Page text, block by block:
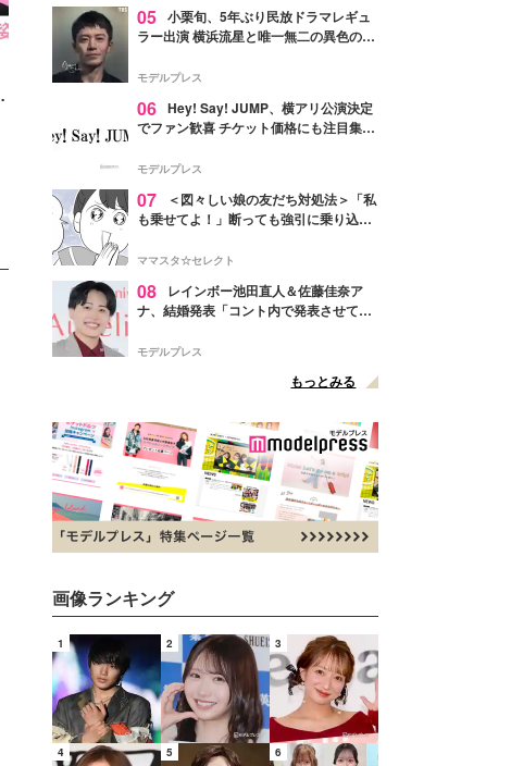
05 小栗旬、5年ぶり民放ドラマレギュ
ラー出演 横浜流星と唯一無二の異色のバ
モデルプレス
06 Hey! Say! JUMP、横アリ公演決定
でファン歓喜 チケット価格にも注目集ま
モデルプレス
07
＜図々しい娘の友だち対処法＞「私
も乗せてよ！」断っても強引に乗り込ん
ママスタ☆セレクト
08
レインボー池田直人＆佐藤佳奈ア
ナ、結婚発表「コント内で発表させてい
点変更のため
モデルプレス
もっとみる
画像ランキング
1 2 3
4 5 6